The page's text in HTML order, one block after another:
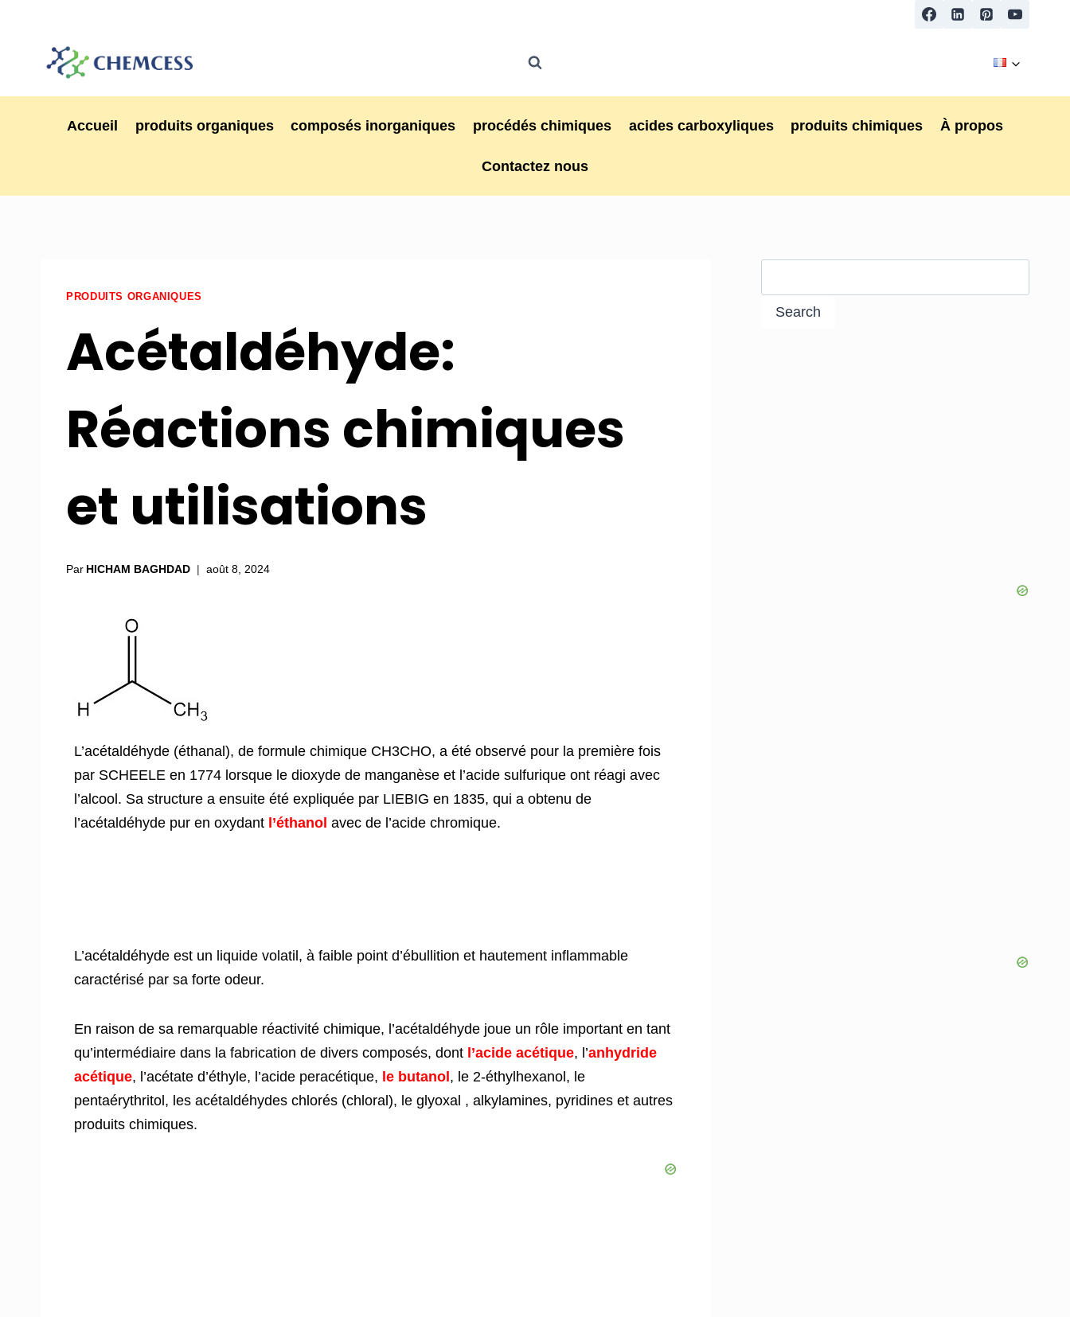
Accueil produits organiques composés inorganiques procédés chimiques acides carboxyliques produits chimiques À propos
Contactez nous
PRODUITS ORGANIQUES
Acétaldéhyde:
Réactions chimiques
et utilisations
Par HICHAM BAGHDAD août 8, 2024
L’acétaldéhyde (éthanal), de formule chimique CH3CHO, a été observé pour la première fois
par SCHEELE en 1774 lorsque le dioxyde de manganèse et l’acide sulfurique ont réagi avec
l’alcool. Sa structure a ensuite été expliquée par LIEBIG en 1835, qui a obtenu de
l’acétaldéhyde pur en oxydant l’éthanol avec de l’acide chromique.
L’acétaldéhyde est un liquide volatil, à faible point d’ébullition et hautement inflammable
caractérisé par sa forte odeur.
En raison de sa remarquable réactivité chimique, l’acétaldéhyde joue un rôle important en tant
qu’intermédiaire dans la fabrication de divers composés, dont l’acide acétique, l’anhydride
acétique, l’acétate d’éthyle, l’acide peracétique, le butanol, le 2-éthylhexanol, le
pentaérythritol, les acétaldéhydes chlorés (chloral), le glyoxal , alkylamines, pyridines et autres
produits chimiques.
Search